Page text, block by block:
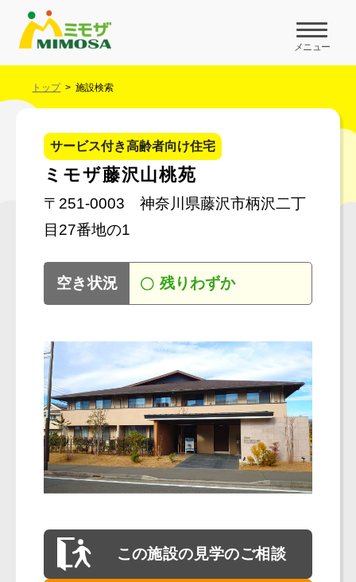
メニュー
トップ 施設検索
サービス付き高齢者向け住宅
ミモザ藤沢山桃苑
〒251-0003 神奈川県藤沢市柄沢二丁
目27番地の1
空き状況 残りわずか
この施設の見学のご相談